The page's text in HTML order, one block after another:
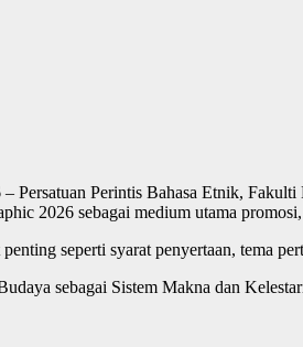
– Persatuan Perintis Bahasa Etnik,
2026 sebagai medium utama
seperti syarat penyertaan, tema
sebagai Sistem Makna dan